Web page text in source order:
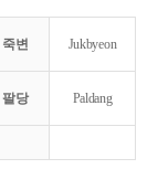
죽변 Jukbyeon
팔당 Paldang